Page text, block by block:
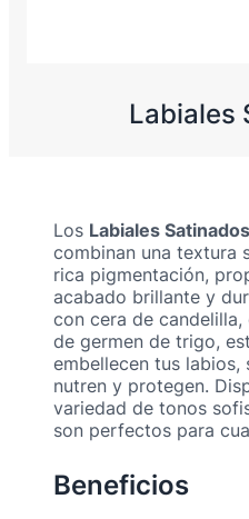
Labiales
Los Labiales
combinan una textura
rica pigmentación,
acabado brillante y
con cera de
de germen de trigo,
embellecen tus labios,
nutren y protegen.
variedad de tonos
son perfectos para
Beneficios